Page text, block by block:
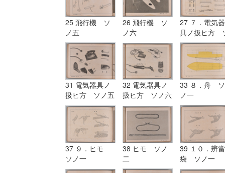
25 飛行機 ソ
ノ五
26 飛行機 ソ
ノ六
27 ７．電気器
具ノ扱ヒ方
ノ一
31 電気器具ノ
扱ヒ方 ソノ五
32 電気器具ノ
扱ヒ方 ソノ六
33 ８．舟 ソ
ノ一
37 ９．ヒモ
ソノ一
38 ヒモ ソノ
二
39 １０．辨當
袋 ソノ一